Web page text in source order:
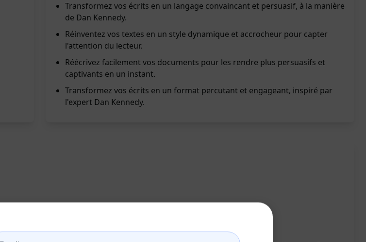
Transformez vos écrits en un langage convaincant et persuasif, à la manière
de Dan Kennedy.
Réinventez vos textes en un style dynamique et accrocheur pour capter
l'attention du lecteur.
Réécrivez facilement vos documents pour les rendre plus persuasifs et
captivants en un instant.
Transformez vos écrits en un format percutant et engageant, inspiré par
l'expert Dan Kennedy.